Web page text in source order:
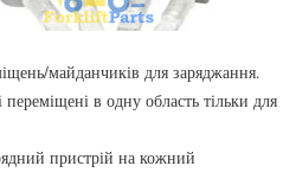
майданчиків для заряджання.
в одну область тільки для
пристрій на кожний